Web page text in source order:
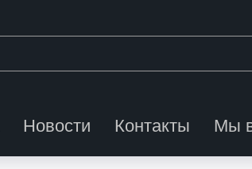
Новости Контакты Мы